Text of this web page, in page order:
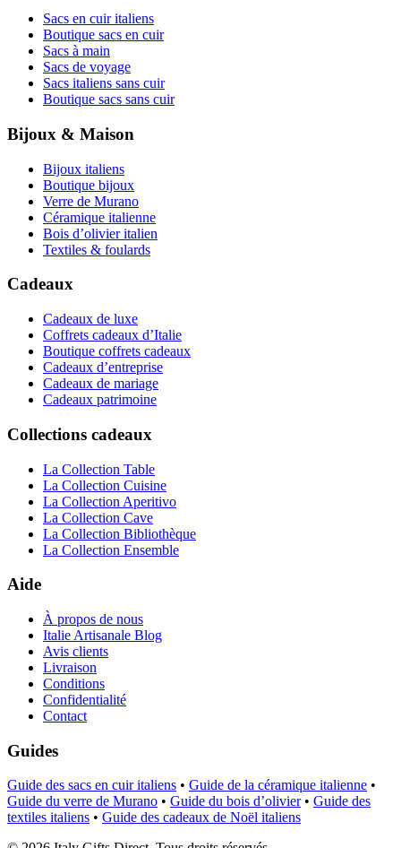
Sacs en cuir italiens
Boutique sacs en cuir
Sacs à main
Sacs de voyage
Sacs italiens sans cuir
Boutique sacs sans cuir
Bijoux & Maison
Bijoux italiens
Boutique bijoux
Verre de Murano
Céramique italienne
Bois d’olivier italien
Textiles & foulards
Cadeaux
Cadeaux de luxe
Coffrets cadeaux d’Italie
Boutique coffrets cadeaux
Cadeaux d’entreprise
Cadeaux de mariage
Cadeaux patrimoine
Collections cadeaux
La Collection Table
La Collection Cuisine
La Collection Aperitivo
La Collection Cave
La Collection Bibliothèque
La Collection Ensemble
Aide
À propos de nous
Italie Artisanale Blog
Avis clients
Livraison
Conditions
Confidentialité
Contact
Guides
Guide des sacs en cuir italiens • Guide de la céramique italienne •
Guide du verre de Murano • Guide du bois d’olivier • Guide des
textiles italiens • Guide des cadeaux de Noël italiens